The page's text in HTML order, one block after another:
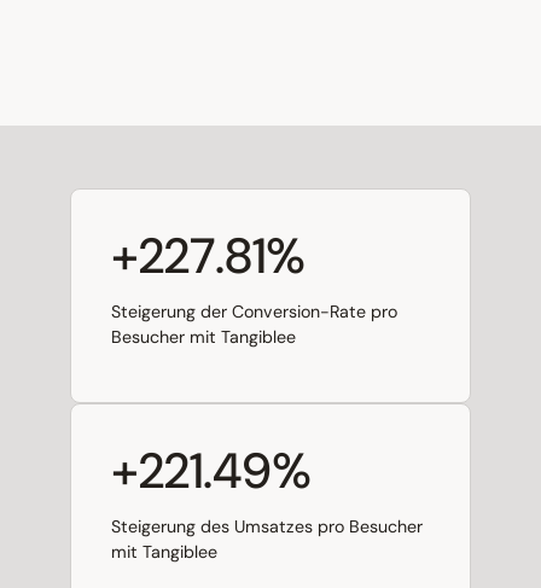
+227.81%
Steigerung der Conversion-Rate pro
Besucher mit Tangiblee
+221.49%
Steigerung des Umsatzes pro Besucher
mit Tangiblee